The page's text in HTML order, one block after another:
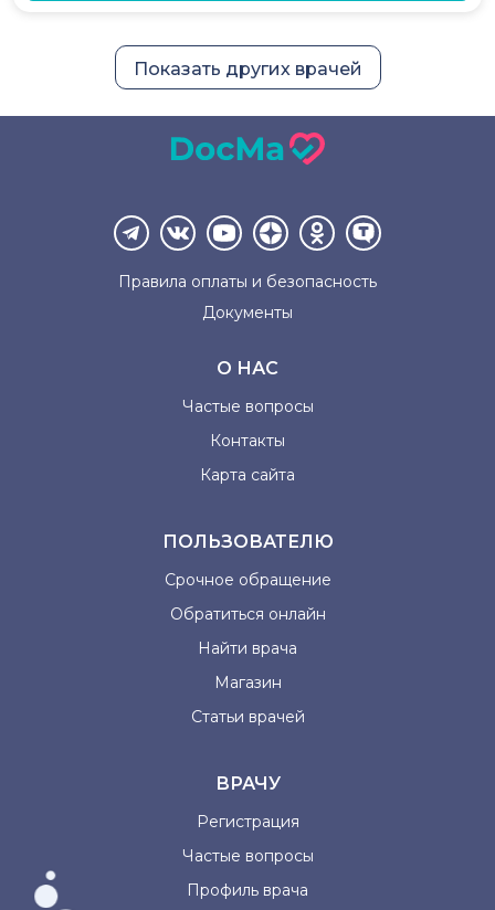
Показать других врачей
Правила оплаты и безопасность
Документы
О НАС
Частые вопросы
Контакты
Карта сайта
ПОЛЬЗОВАТЕЛЮ
Срочное обращение
Обратиться онлайн
Найти врача
Магазин
Статьи врачей
ВРАЧУ
Регистрация
Частые вопросы
Профиль врача